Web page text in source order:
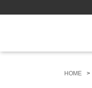
HOME